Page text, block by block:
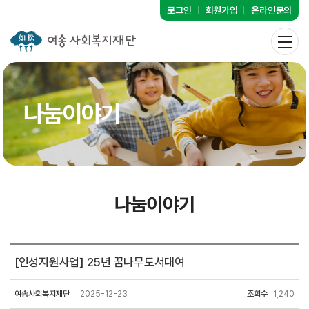
로그인 회원가입 온라인문의
나눔이야기
나눔이야기
[인성지원사업] 25년 꿈나무도서대여
여송사회복지재단 2025-12-23 조회수 1,240